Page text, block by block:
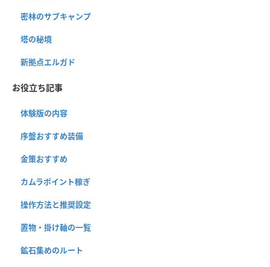
密林のサブキャンプ
塔の秘境
新拠点エルガド
お役立ち記事
体験版の内容
序盤おすすめ装備
金策おすすめ
カムラポイント稼ぎ
操作方法と推奨設定
置物・掛け軸の一覧
鉱石集めのルート